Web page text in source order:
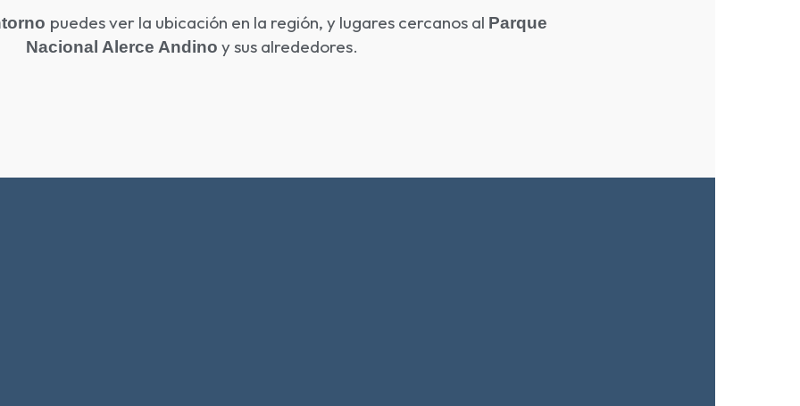
puedes ver la ubicación en la región, y lugares cercanos al Parque
Nacional Alerce Andino y sus alrededores.